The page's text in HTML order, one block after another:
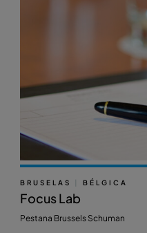
BRUSELAS BÉLGICA
Focus Lab
Pestana Brussels Schuman